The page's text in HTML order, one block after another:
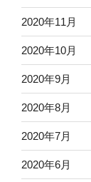
2020年11月
2020年10月
2020年9月
2020年8月
2020年7月
2020年6月